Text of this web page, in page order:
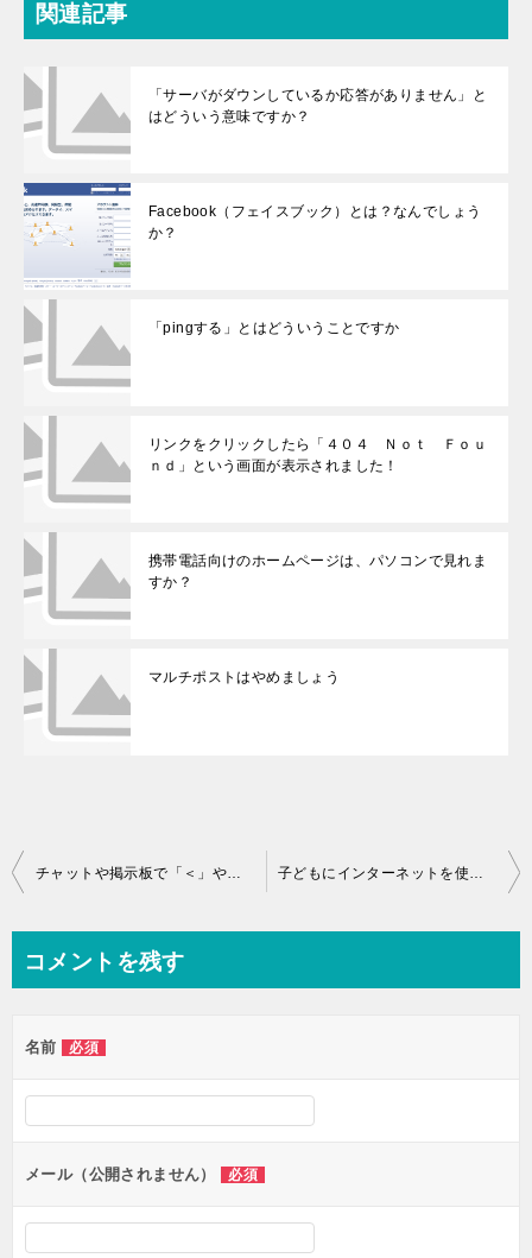
関連記事
「サーバがダウンしているか応答がありません」と
はどういう意味ですか？
Facebook（フェイスブック）とは？なんでしょう
か？
「pingする」とはどういうことですか
リンクをクリックしたら「４０４ Ｎｏｔ Ｆｏｕ
ｎｄ」という画面が表示されました！
携帯電話向けのホームページは、パソコンで見れま
すか？
マルチポストはやめましょう
投稿ナビゲーション チャットや掲示板で「＜」や「＞」は何を意味するのですか？ 子どもにインターネットを使わせるときの注意事項はありますか？
コメントを残す
名前 必須
メール（公開されません） 必須